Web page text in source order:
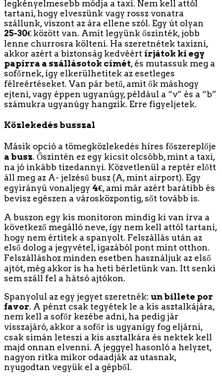
legkényelmesebb módja a taxi. Nem kell attól
tartani, hogy elveszünk vagy rossz vonatra
szállunk, viszont az ára ellene szól. Egy út olyan
25-30€ között van. Amit legyünk őszinték, jobb
lenne churrosra költeni. Ha szeretnétek taxizni,
akkor azért a biztonság kedvéért írjátok ki egy
papírra a szállásotok címét, és mutassuk meg a
sofőrnek, így elkerülhetitek az esetleges
félreértéseket. Van pár betű, amit ők máshogy
ejteni, vagy éppen ugyanúgy, például a “v” és a “b”
számukra ugyanúgy hangzik. Erre figyeljetek.
Közlekedés busszal
Másik opció a tömegközlekedés híres főszereplője
a busz. Őszintén ez egy kicsit olcsóbb, mint a taxi,
na jó inkább tizedannyi. Közvetlenül a reptér előtt
áll meg az A- jelzésű busz (A, mint airport). Egy
egyirányú vonaljegy 4€, ami már azért barátibb és
bevisz egészen a városközpontig, sőt tovább is.
A buszon egy kis monitoron mindig ki van írva a
következő megálló neve, így nem kell attól tartani,
hogy nem értitek a spanyolt. Felszállás után az
első dolog a jegyvétel, igazából pont mint otthon.
Felszálláshoz minden esetben használjuk az első
ajtót, még akkor is ha heti bérletünk van. Itt senki
sem száll fel a hátsó ajtókon.
Spanyolul az egy jegyet szeretnék: un billete por
favor. A pénzt csak tegyétek le a kis asztalkájára,
nem kell a sofőr kezébe adni, ha pedig jár
visszajáró, akkor a sofőr is ugyanígy fog eljárni,
csak simán leteszi a kis asztalkára és nektek kell
majd onnan elvenni. A jeggyel hasonló a helyzet,
nagyon ritka mikor odaadják az utasnak,
nyugodtan vegyük el a gépből.